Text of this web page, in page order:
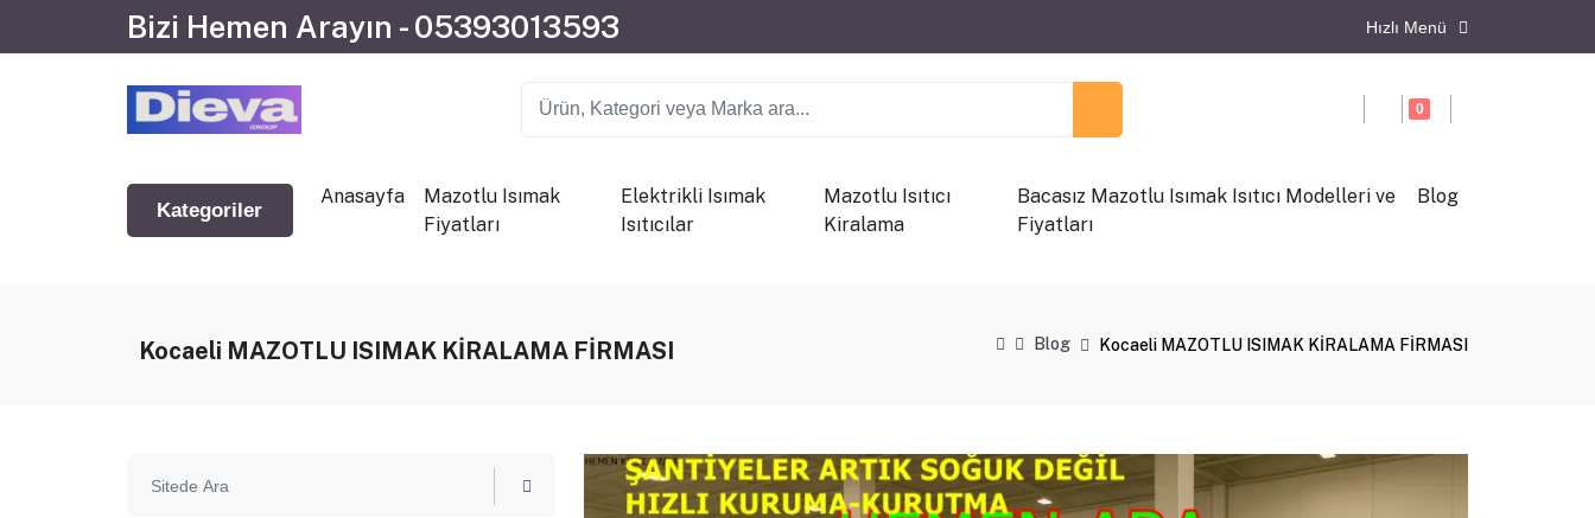
Bizi Hemen Arayın - 05393013593 Hızlı Menü
0
Kategoriler
Anasayfa
Mazotlu Isımak
Fiyatları
Elektrikli Isımak
Isıtıcılar
Mazotlu Isıtıcı
Kiralama
Bacasız Mazotlu Isımak Isıtıcı Modelleri ve
Fiyatları
Blog
Kocaeli MAZOTLU ISIMAK KİRALAMA FİRMASI Blog Kocaeli MAZOTLU ISIMAK KİRALAMA FİRMASI